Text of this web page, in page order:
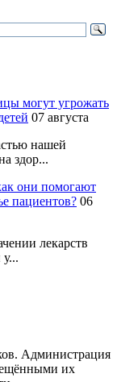
могут угрожать
07 августа
нашей
здор...
они помогают
пациентов? 06
лекарств
Администрация
их